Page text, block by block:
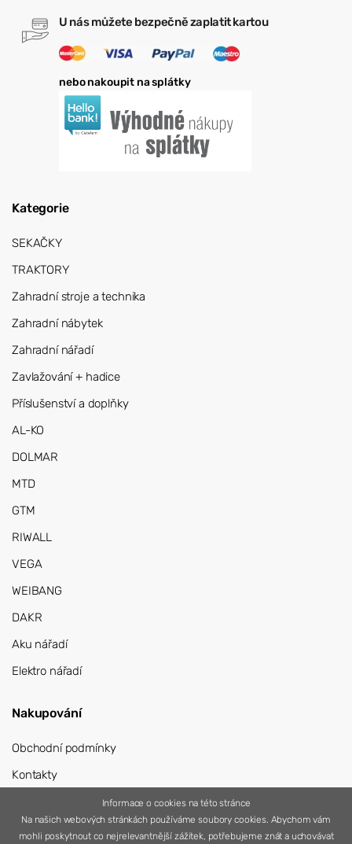
U nás můžete bezpečně zaplatit kartou
nebo nakoupit na splátky
Kategorie
SEKAČKY
TRAKTORY
Zahradní stroje a technika
Zahradní nábytek
Zahradní nářadí
Zavlažování + hadice
Příslušenství a doplňky
AL-KO
DOLMAR
MTD
GTM
RIWALL
VEGA
WEIBANG
DAKR
Aku nářadí
Elektro nářadí
Nakupování
Obchodní podmínky
Kontakty
Informace o cookies na této stránce
Na našich webových stránkách používáme soubory cookies. Abychom vám
mohli poskytnout co nejrelevantnější zážitek, potřebujeme znát a uchovávat